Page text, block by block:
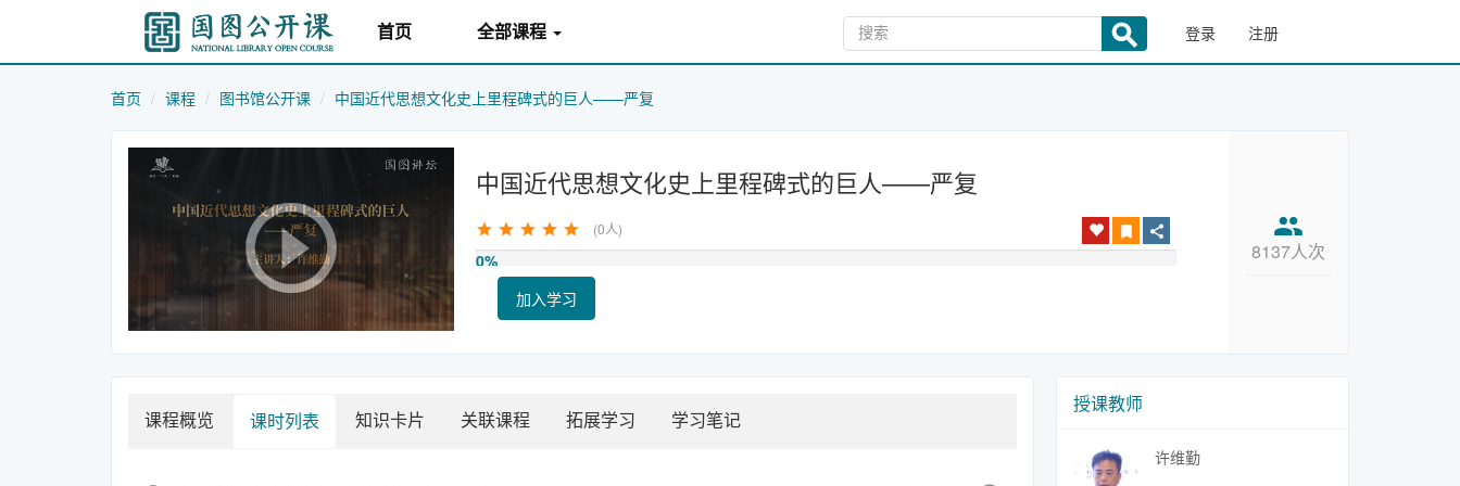
首页 全部课程 登录 注册
首页 课程 图书馆公开课 中国近代思想文化史上里程碑式的巨人——严复
中国近代思想文化史上里程碑式的巨人——严复
(0人)
0%
加入学习
8137人次
课程概览 课时列表 知识卡片 关联课程 拓展学习 学习笔记
授课教师
许维勤